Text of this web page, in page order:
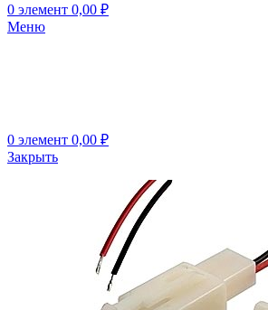
0 элемент 0,00 ₽
Меню
0 элемент 0,00 ₽
Закрыть